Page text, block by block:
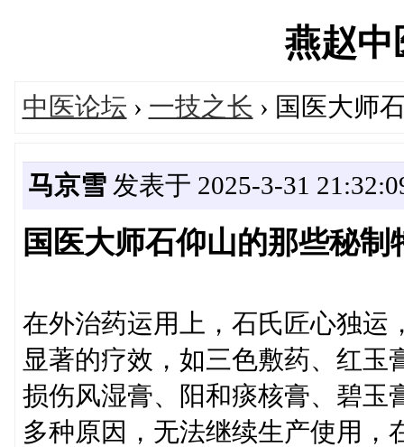
燕赵中
中医论坛 › 一技之长 › 国医大师
马京雪发表于 2025-3-31
国医大师石仰山的那些秘制
在外治药运用上，石氏匠心独运
显著的疗效，如三色敷药、红玉
损伤风湿膏、阳和痰核膏、碧玉
多种原因，无法继续生产使用，